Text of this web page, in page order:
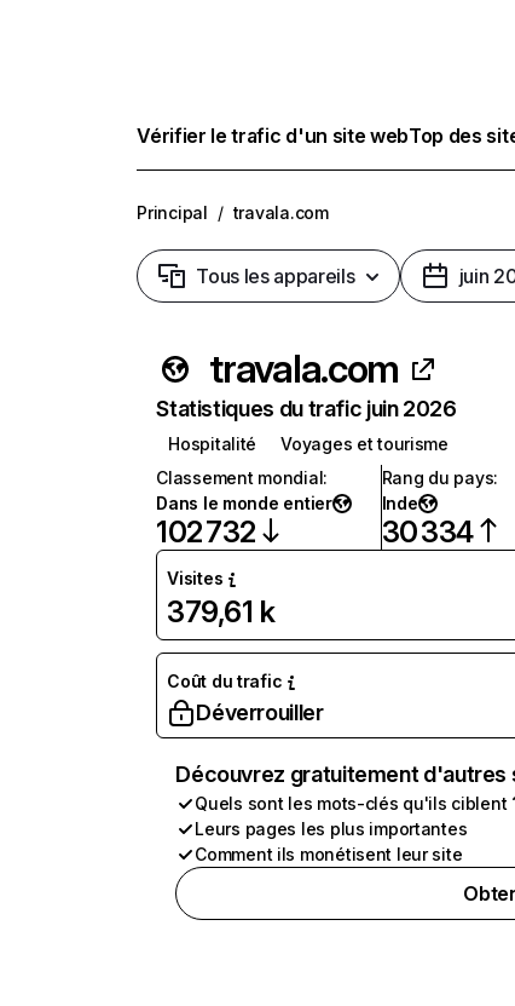
Vérifier le trafic d'un site webTop des
Principal / travala.com
Tous les appareils juin
travala.com
Statistiques du trafic juin 2026
Hospitalité
Voyages et tourisme
Classement mondial:
Dans le monde entier
102 732
Rang du pays:
Inde
30 334
Visites
379,61 k
Coût du trafic
Déverrouiller
Découvrez gratuitement
Quels sont les mots-clés qu'ils ciblent
Leurs pages les plus importantes
Comment ils monétisent leur site